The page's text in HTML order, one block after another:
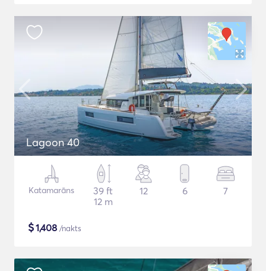
Lagoon 40
Katamarāns
39 ft
12 m
12 6 7
$1,408 /nakts